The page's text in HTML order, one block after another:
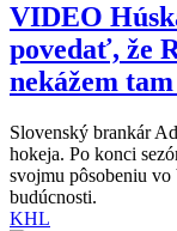
VIDEO
povedať, že
nekážem
Slovenský brankár
hokeja. Po konci
svojmu pôsobeniu
budúcnosti.
KHL